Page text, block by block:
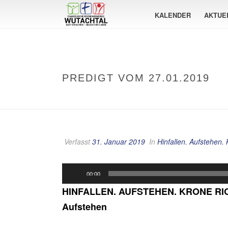
KALENDER
PREDIGT VOM 27.01.2019
Verfasst31. Januar 2019 In Hinfallen. Aufstehen.
Player
00:00
HINFALLEN. AUFSTEHEN. KRONE
Aufstehen